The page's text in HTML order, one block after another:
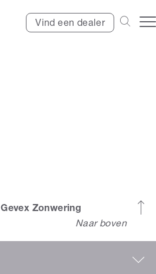
Vind een dealer
Gevex Zonwering
Naar boven